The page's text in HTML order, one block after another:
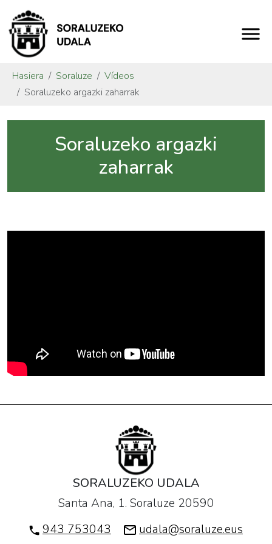
Hasiera Soraluze
Vídeos
Soraluzeko argazki zaharrak
Soraluzeko argazki
zaharrak
SORALUZEKO UDALA
Santa Ana, 1. Soraluze 20590
943 753043
udala@soraluze.eus